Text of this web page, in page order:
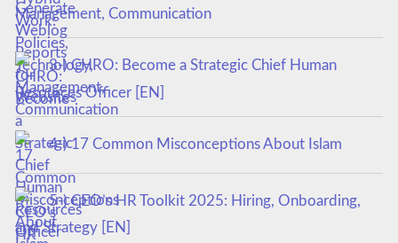
Management, Communication
3-) CHRO: Become a Strategic Chief Human
Resources Officer [EN]
4-) 17 Common Misconceptions About Islam
5-) CEO’s HR Toolkit 2025: Hiring, Onboarding,
and Strategy [EN]